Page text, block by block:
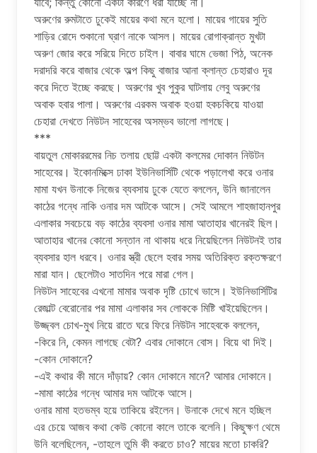
অরুণের রুমটাতে ঢুকেই মায়ের কথা মনে হলো। মায়ের গায়ের সুতি
শাড়ির রোদে শুকানো ঘ্রাণ নাকে আসল। মায়ের রোগাক্রান্ত মুখটা
অরুণ জোর করে সরিয়ে দিতে চাইল। বাবার ঘামে ভেজা পিঠ, অনেক
দরাদরি করে বাজার থেকে অল্প কিছু বাজার আনা ক্লান্ত চেহারাও দূর
করে দিতে ইচ্ছে করছে। অরুণের খুব পুকুর ঘাটলায় লেবু অরুণের
অবাক হবার পালা। অরুণের এরকম অবাক হওয়া হকচকিয়ে যাওয়া
চেহারা দেখতে নিউটন সাহেবের অসম্ভব ভালো লাগছে।
***
বায়তুল মোকাররমের নিচ তলায় ছোট্ট একটা কলমের দোকান নিউটন
সাহেবের। ইকোনমিক্সে ঢাকা ইউনিভার্সিটি থেকে পড়ালেখা করে ওনার
মামা যখন উনাকে নিজের ব্যবসায় ঢুকে যেতে বললেন, উনি জানালেন
কাঠের গন্ধে নাকি ওনার দম আটকে আসে। সেই আমলে শাহজাহানপুর
এলাকার সবচেয়ে বড় কাঠের ব্যবসা ওনার মামা আতাহার খানেরই ছিল।
আতাহার খানের কোনো সন্তান না থাকায় ধরে নিয়েছিলেন নিউটনই তার
ব্যবসার হাল ধরবে। ওনার স্ত্রী ছেলে হবার সময় অতিরিক্ত রক্তক্ষরণে
মারা যান। ছেলেটাও সাতদিন পরে মারা গেল।
নিউটন সাহেবের এখনো মামার অবাক দৃষ্টি চোখে ভাসে। ইউনিভার্সিটির
রেজাল্ট বেরোনোর পর মামা এলাকার সব লোককে মিষ্টি খাইয়েছিলেন।
উজ্জ্বল চোখ-মুখ নিয়ে রাতে ঘরে ফিরে নিউটন সাহেবকে বললেন,
-কিরে নি, কেমন লাগছে বেটা? এবার দোকানে বোস। বিয়ে থা দিই।
-কোন দোকানে?
-এই কথার কী মানে দাঁড়ায়? কোন দোকানে মানে? আমার দোকানে।
-মামা কাঠের গন্ধে আমার দম আটকে আসে।
ওনার মামা হতভম্ব হয়ে তাকিয়ে রইলেন। উনাকে দেখে মনে হচ্ছিল
এর চেয়ে আজব কথা কেউ কোনো কালে তাকে বলেনি। কিছুক্ষণ থেমে
উনি বলেছিলেন, -তাহলে তুমি কী করতে চাও? মায়ের মতো চাকরি?